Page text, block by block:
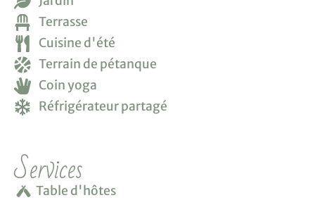
Terrasse
Cuisine d'été
Terrain de pétanque
Coin yoga
Réfrigérateur partagé
Services
Table d'hôtes